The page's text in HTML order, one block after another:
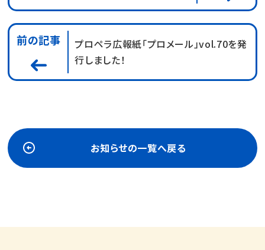
前の記事
プロペラ広報紙「プロメール」vol.70を発
行しました！
お知らせの一覧へ戻る